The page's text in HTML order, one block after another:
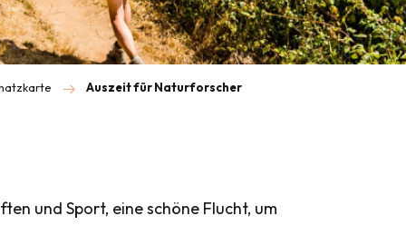
Auszeit für Naturforscher
und Sport, eine schöne Flucht, um